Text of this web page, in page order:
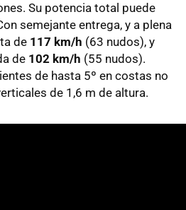
Su potencia total puede
semejante entrega, y a plena
de 117 km/h (63 nudos), y
de 102 km/h (55 nudos).
de hasta 5º en costas no
de 1,6 m de altura.